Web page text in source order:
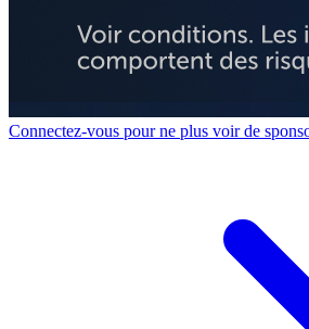
Connectez-vous pour ne plus voir de